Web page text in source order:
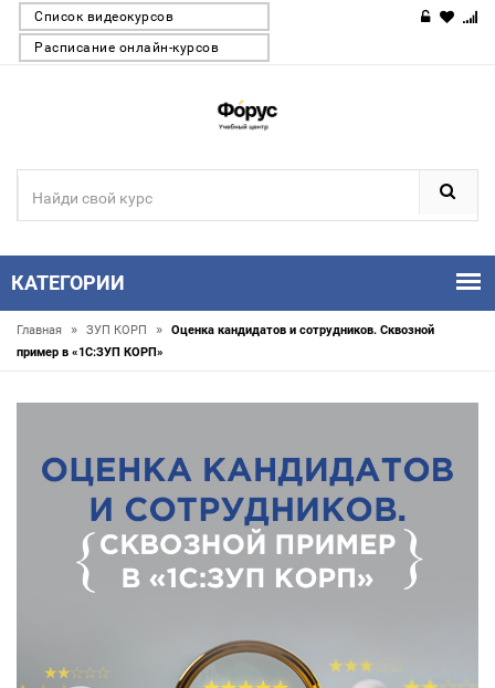
Список видеокурсов
Расписание онлайн-курсов
КАТЕГОРИИ
Главная » ЗУП КОРП »
Оценка кандидатов и сотрудников. Сквозной
пример в «1С:ЗУП КОРП»